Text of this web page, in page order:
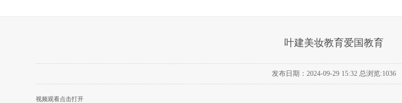
叶建美妆教育爱国教育
发布日期：2024-09-29 15:32 总浏览:1036
视频观看点击打开